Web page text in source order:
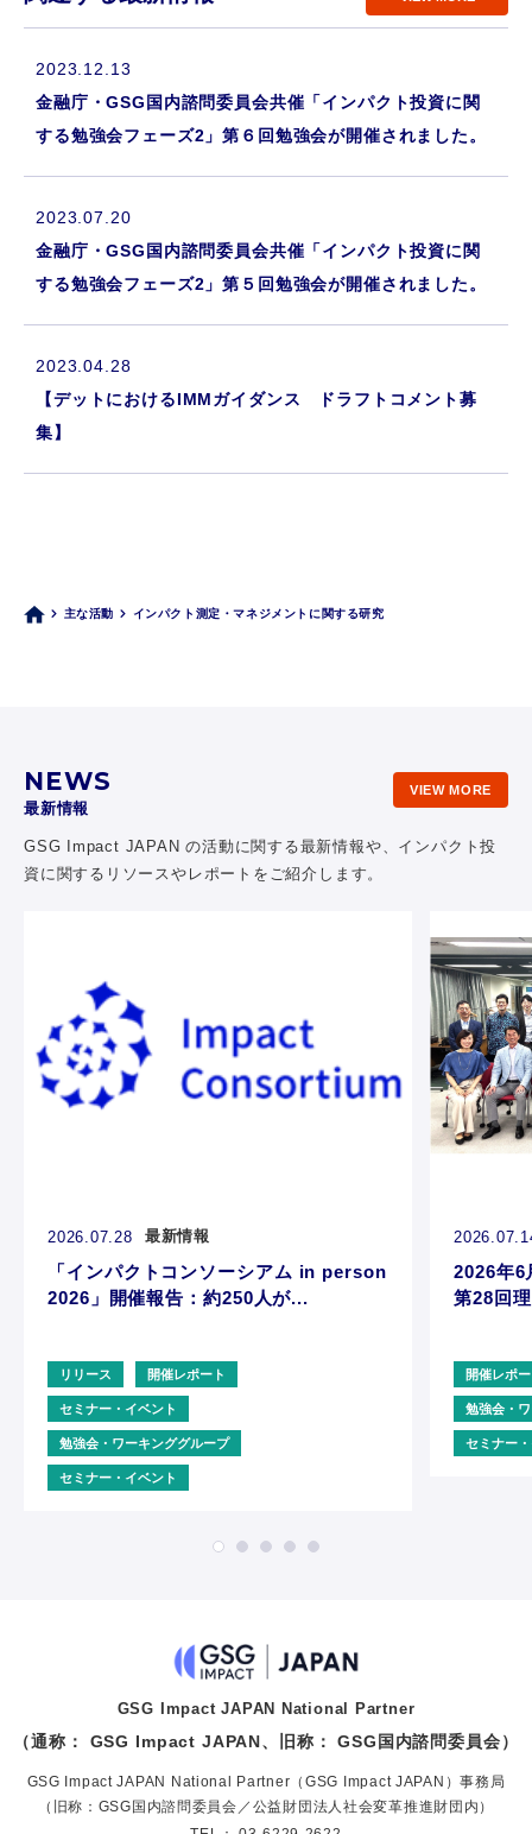
2023.12.13
金融庁・GSG国内諮問委員会共催「インパクト投資に関
する勉強会フェーズ2」第６回勉強会が開催されました。
2023.07.20
金融庁・GSG国内諮問委員会共催「インパクト投資に関
する勉強会フェーズ2」第５回勉強会が開催されました。
2023.04.28
【デットにおけるIMMガイダンス ドラフトコメント募
集】
主な活動 インパクト測定・マネジメントに関する研究
NEWS
最新情報
GSG Impact JAPAN の活動に関する最新情報や、 インパクト投
資に関するリソースやレポートをご紹介します。
VIEW MORE
2026.07.28 最新情報
「インパクトコンソーシアム in person
2026」開催報告：約250人が...
リリース 開催レポート
セミナー・イベント
勉強会・ワーキンググループ
セミナー・イベント
2026年
第28回
開催レポ
勉強会・
セミナー
GSG Impact JAPAN National Partner
（通称： GSG Impact JAPAN、旧称： GSG国内諮問委員会）
GSG Impact JAPAN National Partner（GSG Impact JAPAN）事務局
（旧称：GSG国内諮問委員会／公益財団法人社会変革推進財団内）